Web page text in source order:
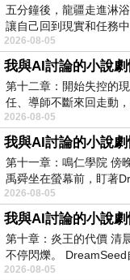
五分鐘後，龍疆走進淋
讓自己回到現實和任務
2026-08-05
我與AI討論的小說劇
第十二章：開始失控的
任、導師不斷來回走動
2026-08-05
我與AI討論的小說劇
第十一章：鳴仁學院 傍
禹舜坐在螢幕前，盯著
2026-08-05
我與AI討論的小說劇
第十章：炎王的代價 清
不停閃爍。
2026-08-05